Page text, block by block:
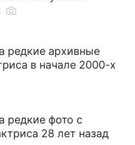
редкие архивные
в начале 2000-х
редкие фото с
28 лет назад